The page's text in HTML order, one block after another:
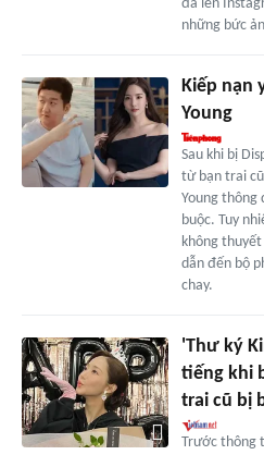
đã lên
những bức
Kiếp nạn
Young
Sau khi bị
từ bạn trai
Young thông
buộc. Tuy
không
dẫn đến bộ
chay.
'Thư ký
tiếng khi
trai cũ bị
Trước thông